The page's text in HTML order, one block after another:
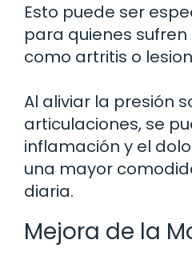
Esto puede ser
para quienes
como artritis o
Al aliviar la presión
articulaciones, se
inflamación y el
una mayor
diaria.
Mejora de la